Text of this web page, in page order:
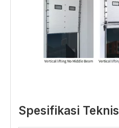
Spesifikasi Teknis